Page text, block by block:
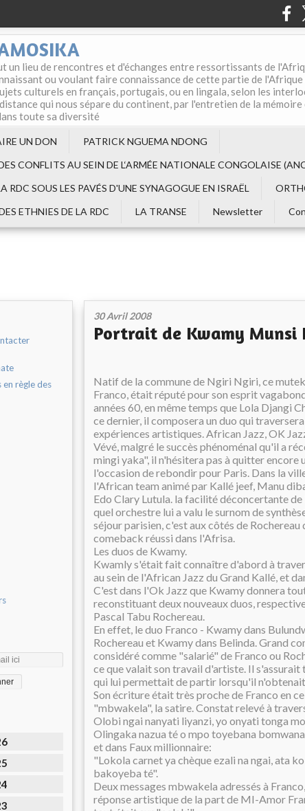
un lieu de rencontres et d'échanges entre ressortissants de
ou voulant faire connaissance de cette partie de l'Afrique
culturels en français, portugais, ou en lingala, selon les
qui nous sépare du continent, par l'entretien de la
toute sa diversité
UN DON
PATRICK NGUEMA NDONG
CONFLITS AU SEIN DE L‘ARMÉE NATIONALE CONGOLAISE
RDC SOUS LES PAVÉS D'UNE SYNAGOGUE EN ISRAËL
ETHNIES DE LA RDC
LA TRANSE Newsletter
en règle des
30 Avril 2008
Portrait de Kwamy Munsi
Natif de la commune de Ngiri Ngiri, ce
Franco, était réputé pour son esprit
années 60, en même temps que Lola Djangi
ce dernier, il composera un duo qui
expériences artistiques. African Jazz, OK
Vévé, malgré le succès phénoménal qu'il a
mingi yaka", il n'hésitera pas à quitter encore
l'occasion de rebondir pour Paris. Dans la
l'African team animé par Kallé jeef, Manu
Edo Clary Lutula. la facilité déconcertante
quel orchestre lui a valu le surnom de
séjour parisien, c'est aux côtés de
comeback réussi dans l'Afrisa.
Les duos de Kwamy.
Kwamly s'était fait connaître d'abord à
au sein de l'African Jazz du Grand Kallé, et
C'est dans l'Ok Jazz que Kwamy donnera
reconstituant deux nouveaux duos,
Pascal Tabu Rochereau.
En effet, le duo Franco - Kwamy dans
Rochereau et Kwamy dans Belinda. Grand
considéré comme "salarié" de Franco ou
ce que valait son travail d'artiste. Il
qui lui permettait de partir lorsqu'il
Son écriture était très proche de Franco en
"mbwakela", la satire. Constat relevé à
Olobi ngai nanyati liyanzi, yo onyati tonga
Olingaka nazua té o mpo toyebana bomwana
et dans Faux millionnaire:
"Lokola carnet ya chèque ezali na ngai, ata
bakoyeba té".
Deux messages mbwakela adressés à
réponse artistique de la part de MI-Amor